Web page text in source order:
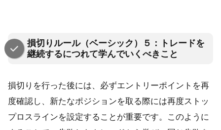
損切りルール（ベーシック）５：トレードを
継続するにつれて学んでいくべきこと
損切りを行った後には、必ずエントリーポイントを再
度確認し、新たなポジションを取る際には再度ストッ
プロスラインを設定することが重要です。このように